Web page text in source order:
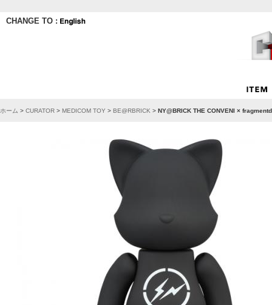
CHANGE TO :
ホーム > CURATOR > MEDICOM TOY > BE@RBRICK > NY@BRICK THE CONVENI ×